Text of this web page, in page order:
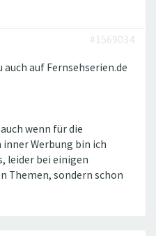
#1569034
auch auf Fernsehserien.de
wenn für die
inner Werbung bin ich
leider bei einigen
Themen, sondern schon